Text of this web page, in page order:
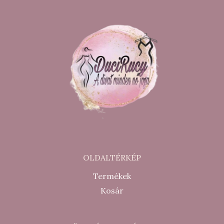
OLDALTÉRKÉP
Termékek
Kosár